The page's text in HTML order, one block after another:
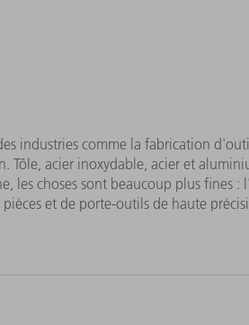
industries comme la fabrication
Tôle, acier inoxydable, acier et
les choses sont beaucoup plus fines
et de porte-outils de haute